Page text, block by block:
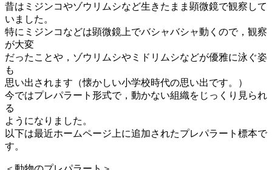
昔はミジンコやゾウリムシなど生きたまま顕微鏡で観察して
いました。
特にミジンコなどは顕微鏡上でバシャバシャ動くので，観察
が大変
だったことや，ゾウリムシやミドリムシなどが優雅に泳ぐ姿
も
思い出されます（懐かしい小学校時代の思い出です。）
今ではプレパラート形式で，動かない組織をじっくり見られ
る
ようになりました。
以下は最近ホームページ上に追加されたプレパラート標本で
す。